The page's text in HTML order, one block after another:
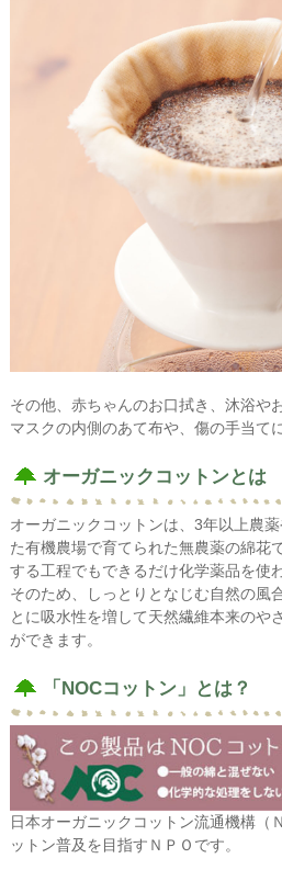
その他、赤ちゃんのお口拭き、沐浴や
マスクの内側のあて布や、傷の手当てに
オーガニックコットンとは
オーガニックコットンは、3年以上農
た有機農場で育てられた無農薬の綿花
する工程でもできるだけ化学薬品を使
そのため、しっとりとなじむ自然の風
とに吸水性を増して天然繊維本来のや
ができます。
「NOCコットン」とは？
日本オーガニックコットン流通機構（
ットン普及を目指すＮＰＯです。